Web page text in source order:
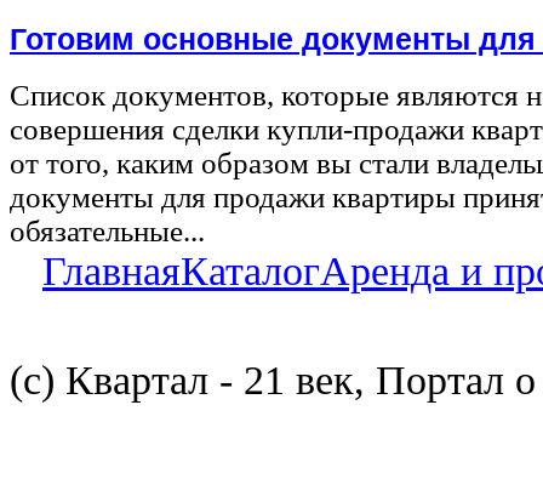
Готовим основные документы
Список документов, которые являются
совершения сделки купли-продажи
от того, каким образом вы стали
документы для продажи квартиры
обязательные...
ГлавнаяКаталогАренда и
(с) Квартал - 21 век, Портал